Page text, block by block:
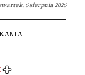
6 sierpnia 2026